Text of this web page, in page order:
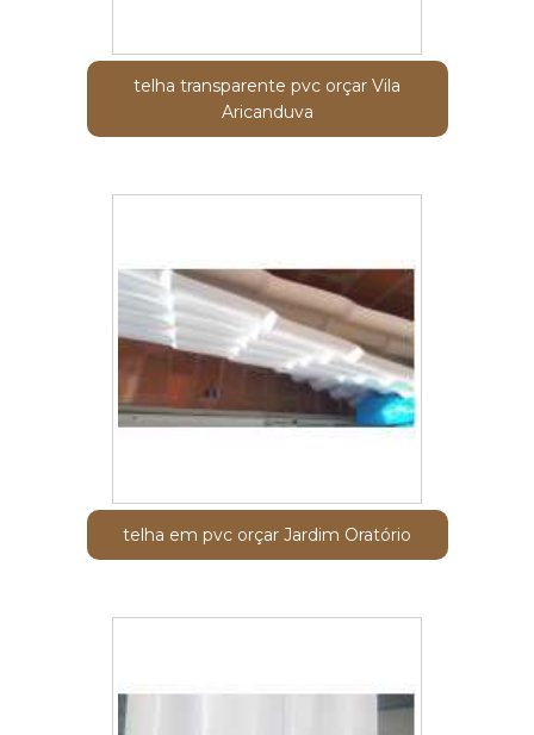
telha transparente pvc orçar Vila
Aricanduva
telha em pvc orçar Jardim Oratório